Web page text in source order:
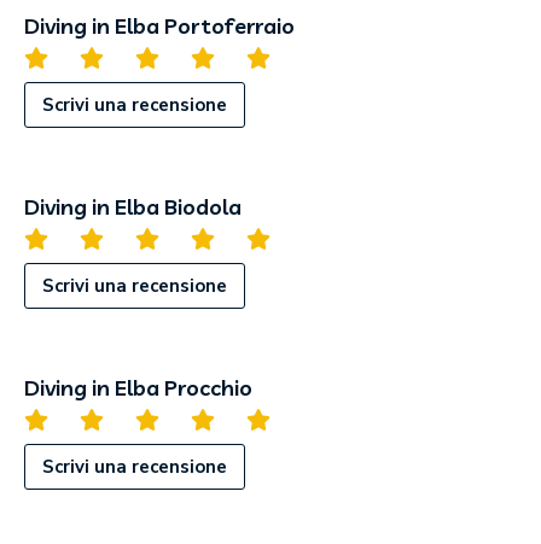
Diving in Elba Portoferraio
Scrivi una recensione
Diving in Elba Biodola
Scrivi una recensione
Diving in Elba Procchio
Scrivi una recensione